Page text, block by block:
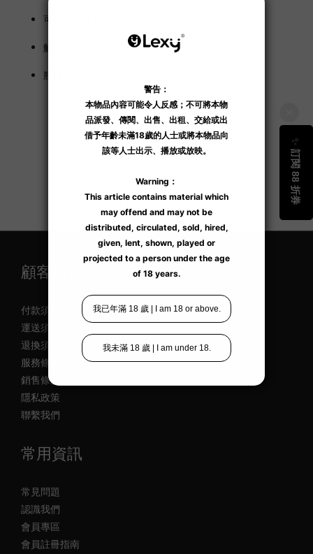
可搭配安全套及情趣玩具使用。
解決做愛時陰道不適問題。
瓶樽可循環使用
了解更多
顧客須知
付款須知
運送須知
退換須知
服務條款
銷售條款
隱私政策
聯繫我們
常用資訊
常見問題
認識我們
會員專區
會員註冊指南